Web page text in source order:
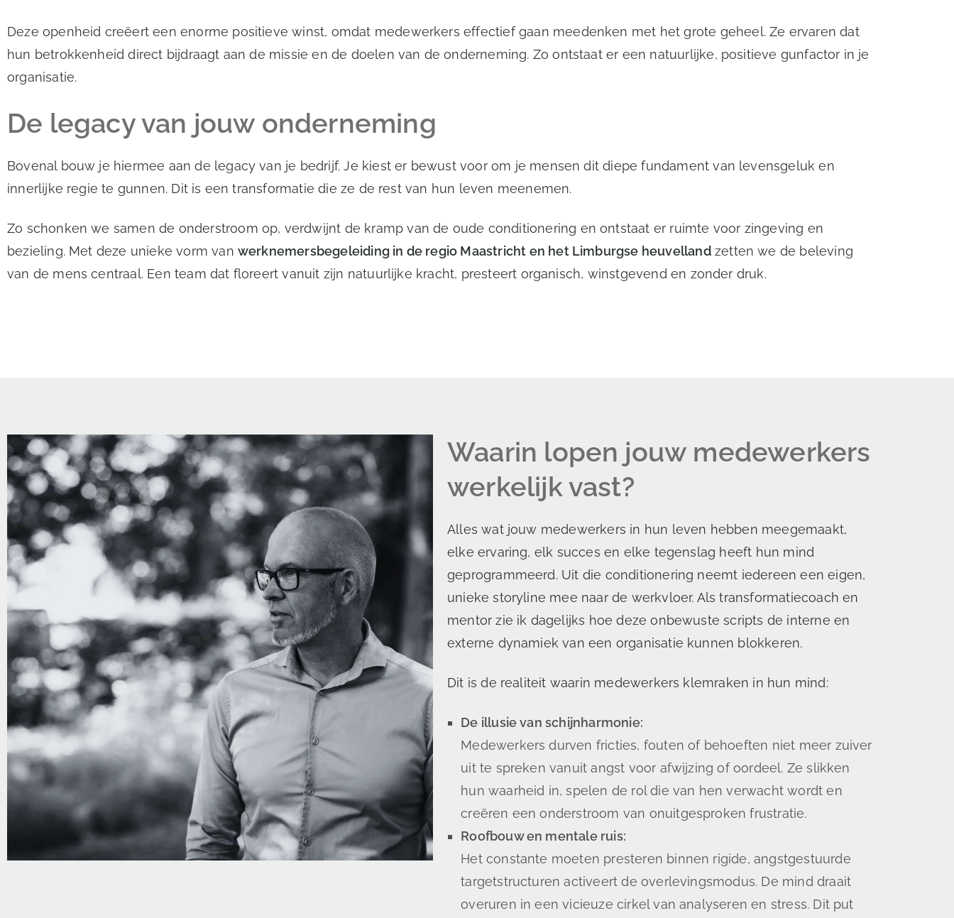
Deze openheid creëert een enorme positieve winst, omdat medewerkers effectief gaan meedenken met het grote geheel. Ze ervaren dat
hun betrokkenheid direct bijdraagt aan de missie en de doelen van de onderneming. Zo ontstaat er een natuurlijke, positieve gunfactor in je
organisatie.
De legacy van jouw onderneming
Bovenal bouw je hiermee aan de legacy van je bedrijf. Je kiest er bewust voor om je mensen dit diepe fundament van levensgeluk en
innerlijke regie te gunnen. Dit is een transformatie die ze de rest van hun leven meenemen.
Zo schonken we samen de onderstroom op, verdwijnt de kramp van de oude conditionering en ontstaat er ruimte voor zingeving en
bezieling. Met deze unieke vorm van werknemersbegeleiding in de regio Maastricht en het Limburgse heuvellandzetten we de beleving
van de mens centraal. Een team dat floreert vanuit zijn natuurlijke kracht, presteert organisch, winstgevend en zonder druk.
Waarin lopen jouw medewerkers
werkelijk vast?
Alles wat jouw medewerkers in hun leven hebben meegemaakt,
elke ervaring, elk succes en elke tegenslag heeft hun mind
geprogrammeerd. Uit die conditionering neemt iedereen een eigen,
unieke storyline mee naar de werkvloer. Als transformatiecoach en
mentor zie ik dagelijks hoe deze onbewuste scripts de interne en
externe dynamiek van een organisatie kunnen blokkeren.
Dit is de realiteit waarin medewerkers klemraken in hun mind:
De illusie van schijnharmonie:
Medewerkers durven fricties, fouten of behoeften niet meer zuiver
uit te spreken vanuit angst voor afwijzing of oordeel. Ze slikken
hun waarheid in, spelen de rol die van hen verwacht wordt en
creëren een onderstroom van onuitgesproken frustratie.
Roofbouw en mentale ruis:
Het constante moeten presteren binnen rigide, angstgestuurde
targetstructuren activeert de overlevingsmodus. De mind draait
overuren in een vicieuze cirkel van analyseren en stress. Dit put